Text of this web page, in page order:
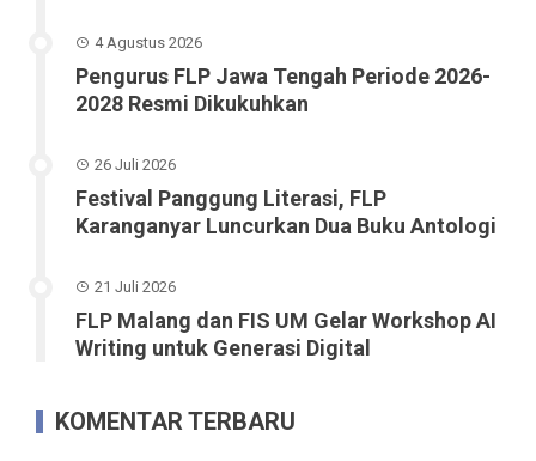
4 Agustus 2026
Pengurus FLP Jawa Tengah Periode 2026-
2028 Resmi Dikukuhkan
26 Juli 2026
Festival Panggung Literasi, FLP
Karanganyar Luncurkan Dua Buku Antologi
21 Juli 2026
FLP Malang dan FIS UM Gelar Workshop AI
Writing untuk Generasi Digital
KOMENTAR TERBARU